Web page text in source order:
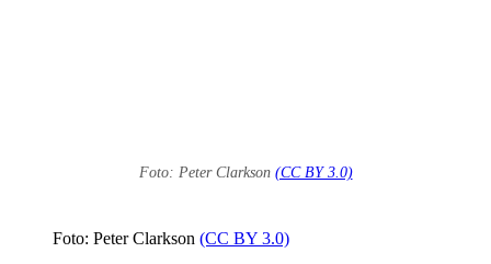
Foto: Peter Clarkson (CC BY 3.0)
Foto: Peter Clarkson (CC BY 3.0)